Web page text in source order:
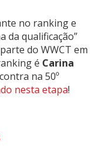
no ranking e
da qualificação”
do WWCT em
é Carina
na 50º
nesta etapa!